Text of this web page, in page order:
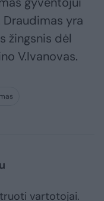
Draudimas yra
žingsnis dėl
V.Ivanovas.
vartotojai.